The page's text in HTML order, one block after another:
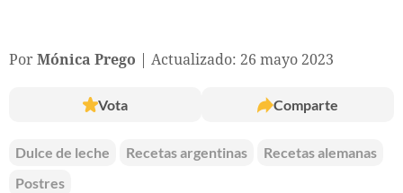
Por Mónica Prego Actualizado: 26 mayo 2023
Vota Comparte
Dulce de leche Recetas argentinas
Recetas alemanas
Postres